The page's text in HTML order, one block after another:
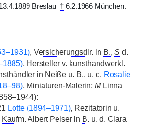
13.4.1889 Breslau, † 6.2.1966 München.
, Versicherungsdir. in B., S d.
, Hersteller v. kunsthandwerkl.
in Neiße u. B., u. d. Rosalie
, Miniaturen-Malerin; MLinna
Lotte (1894–1971), Rezitatorin u.
Kaufm. Albert Peiser in B. u. d. Clara